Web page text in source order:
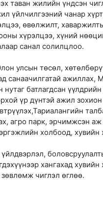
таван жилийн үндсэн
үйлчилгээний чанар
өвөлжилт,
хүрэлцээ, хүний
санал солилцлоо.
улсын төсөл,
санаачилгатай
нутаг батлагдсан
үр дүнтэй ажил
агро парк, эрчимжсэн
холбоод,
хангахад
чиглэл өглөө.